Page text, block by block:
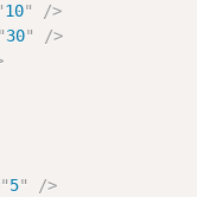
10"
/>
"30"
/>
"5"
/>